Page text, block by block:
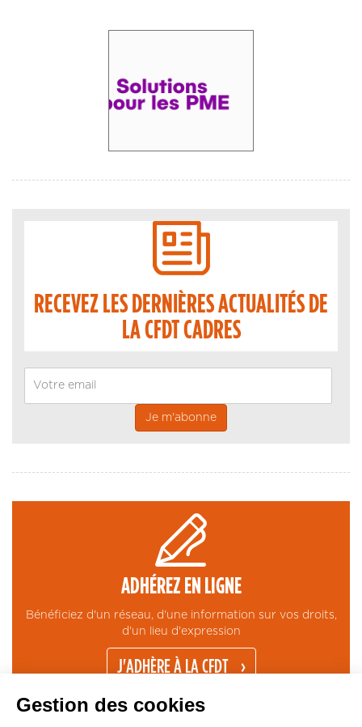
RECEVEZ LES DERNIÈRES ACTUALITÉS DE
LA CFDT CADRES
ADHÉREZ EN LIGNE
Bénéficiez d'un réseau, d'une information sur vos droits,
d'un lieu d'expression
J'ADHÈRE À LA CFDT
Gestion des cookies